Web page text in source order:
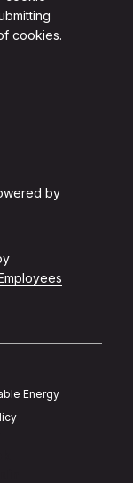
cookies.
by
Energy